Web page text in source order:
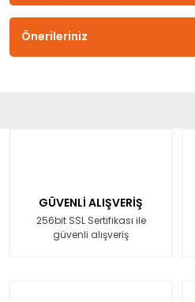
Önerileriniz
GÜVENLİ ALIŞVERİŞ
256bit SSL Sertifikası ile
güvenli alışveriş